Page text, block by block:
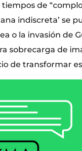
de
indiscreta’ se
o la invasión de
sobrecarga de
de transformar